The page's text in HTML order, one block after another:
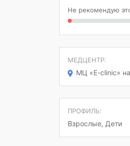
Не рекомендую
МЕДЦЕНТР:
МЦ «E-clinic»
ПРОФИЛЬ:
Взрослые, Дети